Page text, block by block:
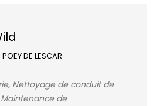
DE LESCAR
Nettoyage de conduit de
de